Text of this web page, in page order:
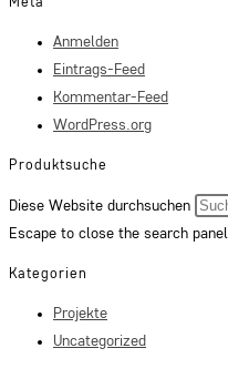
Anmelden
Eintrags-Feed
Kommentar-Feed
WordPress.org
Produktsuche
Diese Website durchsuchen
Escape to close the search panel.
Kategorien
Projekte
Uncategorized